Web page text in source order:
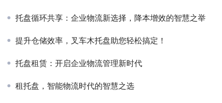
托盘循环共享：企业物流新选择，降本增效的智慧之举
提升仓储效率，叉车木托盘助您轻松搞定！
托盘租赁：开启企业物流管理新时代
租托盘，智能物流时代的智慧之选